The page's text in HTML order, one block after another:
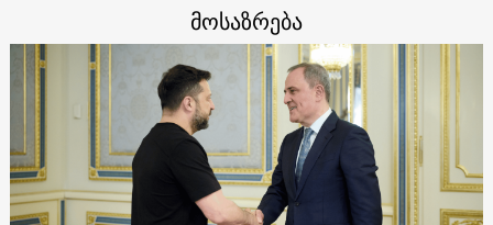
მოსაზრება